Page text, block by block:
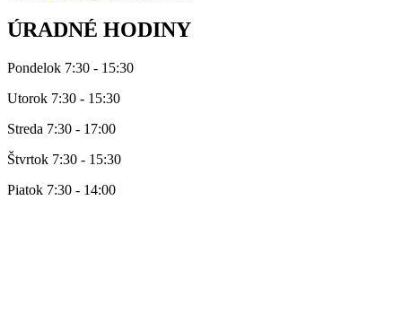
ÚRADNÉ HODINY
Pondelok 7:30 - 15:30
Utorok 7:30 - 15:30
Streda 7:30 - 17:00
Štvrtok 7:30 - 15:30
Piatok 7:30 - 14:00